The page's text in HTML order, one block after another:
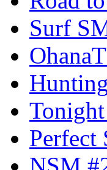
Surf
Perfect